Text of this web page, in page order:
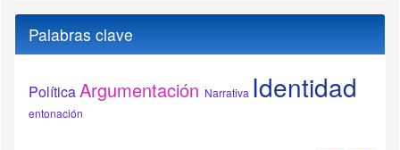
Palabras clave
PolíticaArgumentación Narrativa Identidad
entonación